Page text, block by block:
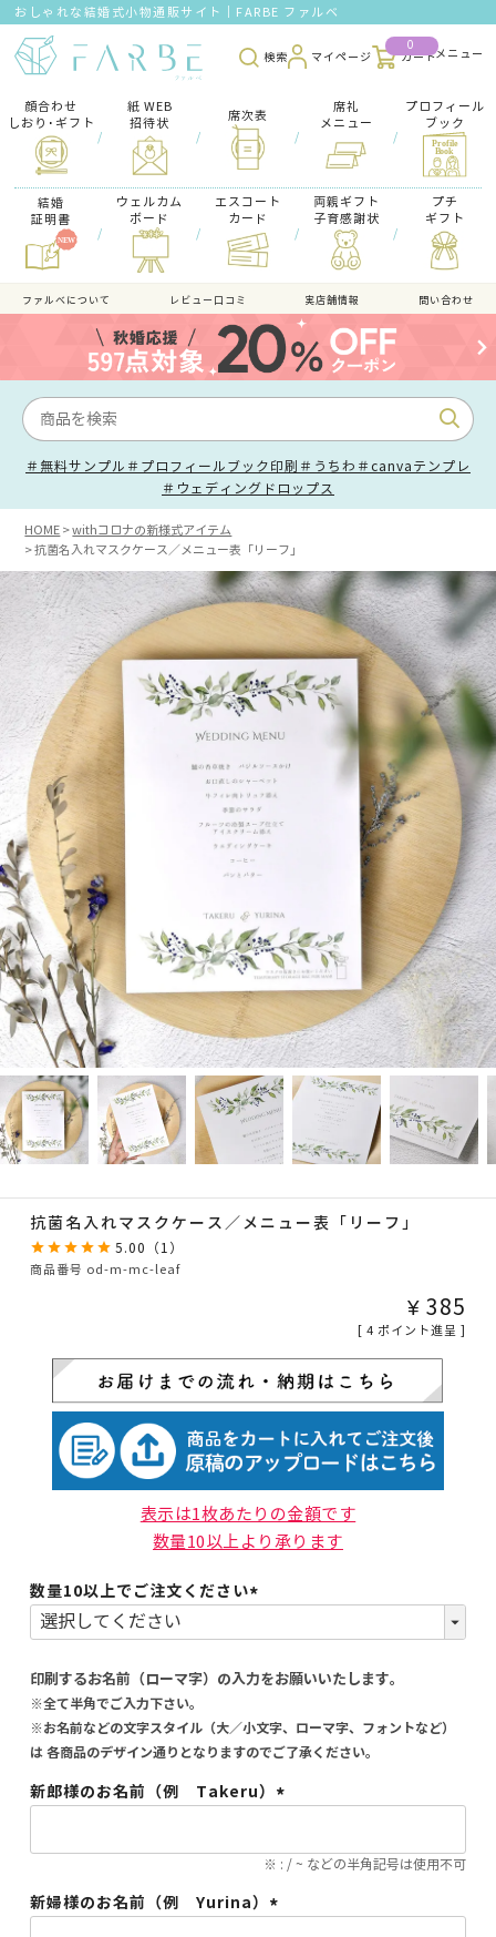
おしゃれな結婚式小物通販サイト｜FARBE ファルベ
検索 マイページ
0
カート
顔合わせ
しおり･ギフト
/
紙 WEB
招待状
/
席次表
/
席礼
メニュー
/
プロフィール
ブック
結婚
証明書
/
ウェルカム
ボード
/
エスコート
カード
/
両親ギフト
子育感謝状
/
プチ
ギフト
ファルべについて レビュー口コミ 実店舗情報 問い合わせ
＃無料サンプル ＃プロフィールブック印刷 ＃うちわ ＃canvaテンプレ
＃ウェディングドロップス
HOME
withコロナの新様式アイテム
抗菌名入れマスクケース／メニュー表「リーフ」
抗菌名入れマスクケース／メニュー表「リーフ」
5.00 （ 1 ）
商品番号 od-m-mc-leaf
¥ 385
[ 4 ポイント進呈 ]
表示は1枚あたりの金額です
数量10以上より承ります
数量10以上でご注文ください
印刷するお名前（ローマ字）の入力をお願いいたします。
※全て半角でご入力下さい。
※お名前などの文字スタイル（大／小文字、ローマ字、フォントなど）
は 各商品のデザイン通りとなりますのでご了承ください。
新郎様のお名前（例 Takeru）
須)
※ : / ~ などの半角記号は使用不可
新婦様のお名前（例 Yurina）